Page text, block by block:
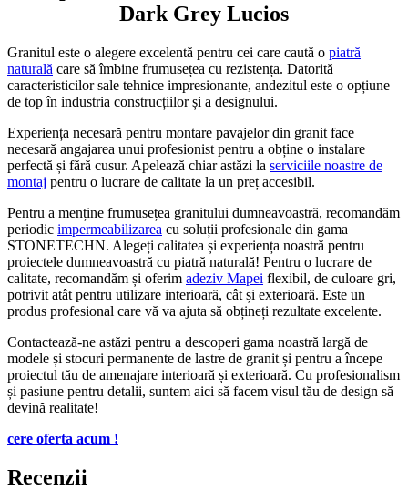
Dark Grey Lucios
Granitul este o alegere excelentă pentru cei care caută o piatră
naturală care să îmbine frumusețea cu rezistența. Datorită
caracteristicilor sale tehnice impresionante, andezitul este o opțiune
de top în industria construcțiilor și a designului.
Experiența necesară pentru montare pavajelor din granit face
necesară angajarea unui profesionist pentru a obține o instalare
perfectă și fără cusur. Apelează chiar astăzi la serviciile noastre de
montaj pentru o lucrare de calitate la un preț accesibil.
Pentru a menține frumusețea granitului dumneavoastră, recomandăm
periodic impermeabilizarea cu soluții profesionale din gama
STONETECHN. Alegeți calitatea și experiența noastră pentru
proiectele dumneavoastră cu piatră naturală! Pentru o lucrare de
calitate, recomandăm și oferim adeziv Mapei flexibil, de culoare gri,
potrivit atât pentru utilizare interioară, cât și exterioară. Este un
produs profesional care vă va ajuta să obțineți rezultate excelente.
Contactează-ne astăzi pentru a descoperi gama noastră largă de
modele și stocuri permanente de lastre de granit și pentru a începe
proiectul tău de amenajare interioară și exterioară. Cu profesionalism
și pasiune pentru detalii, suntem aici să facem visul tău de design să
devină realitate!
cere oferta acum !
Recenzii